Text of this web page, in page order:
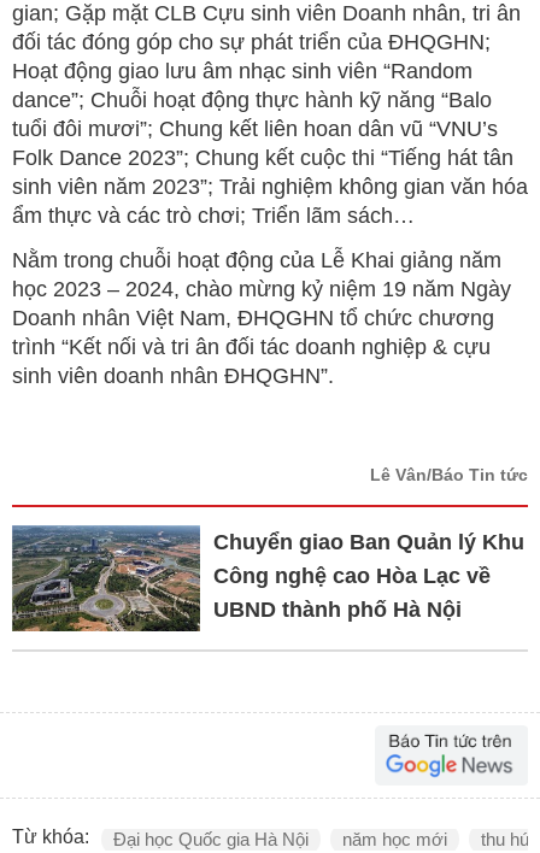
gian; Gặp mặt CLB Cựu sinh viên Doanh nhân, tri ân
đối tác đóng góp cho sự phát triển của ĐHQGHN;
Hoạt động giao lưu âm nhạc sinh viên “Random
dance”; Chuỗi hoạt động thực hành kỹ năng “Balo
tuổi đôi mươi”; Chung kết liên hoan dân vũ “VNU’s
Folk Dance 2023”; Chung kết cuộc thi “Tiếng hát tân
sinh viên năm 2023”; Trải nghiệm không gian văn hóa
ẩm thực và các trò chơi; Triển lãm sách…
Nằm trong chuỗi hoạt động của Lễ Khai giảng năm
học 2023 – 2024, chào mừng kỷ niệm 19 năm Ngày
Doanh nhân Việt Nam, ĐHQGHN tổ chức chương
trình “Kết nối và tri ân đối tác doanh nghiệp & cựu
sinh viên doanh nhân ĐHQGHN”.
Lê Vân/Báo Tin tức
Chuyển giao Ban Quản lý Khu
Công nghệ cao Hòa Lạc về
UBND thành phố Hà Nội
Từ khóa: Đại học Quốc gia Hà Nội năm học mới thu